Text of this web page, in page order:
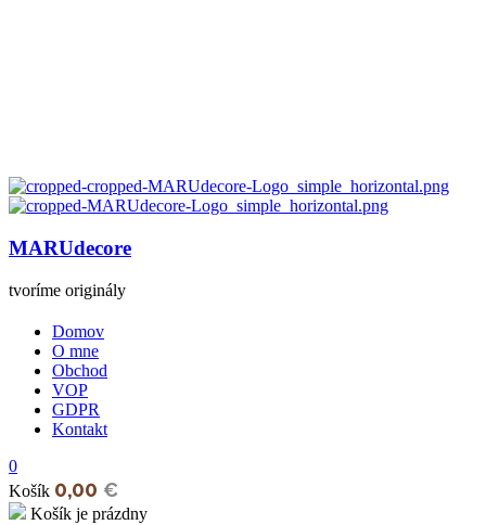
MARUdecore
tvoríme originály
Domov
O mne
Obchod
VOP
GDPR
Kontakt
0
Košík 0,00 €
Košík je prázdny